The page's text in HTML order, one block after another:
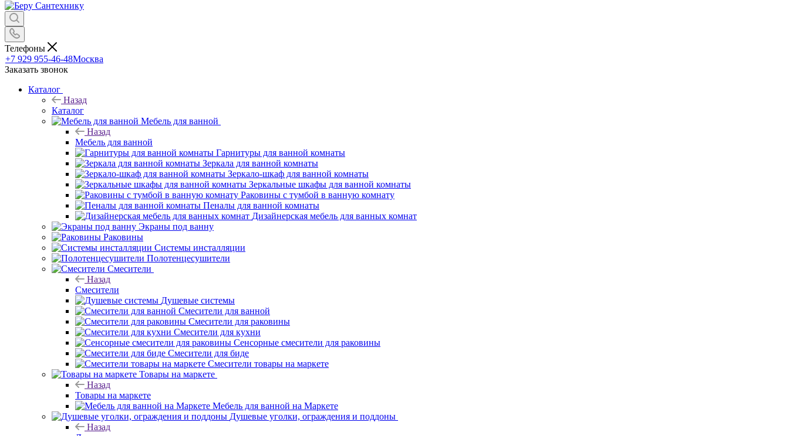
Телефоны
+7 929 955-46-48Москва
Заказать звонок
Каталог
Назад
Каталог
Мебель для ванной
Назад
Мебель для ванной
Гарнитуры для ванной комнаты
Зеркала для ванной комнаты
Зеркало-шкаф для ванной комнаты
Зеркальные шкафы для ванной комнаты
Раковины с тумбой в ванную комнату
Пеналы для ванной комнаты
Дизайнерская мебель для ванных комнат
Экраны под ванну
Раковины
Системы инсталляции
Полотенцесушители
Смесители
Назад
Смесители
Душевые системы
Смесители для ванной
Смесители для раковины
Смесители для кухни
Сенсорные смесители для раковины
Смесители для биде
Смесители товары на маркете
Товары на маркете
Назад
Товары на маркете
Мебель для ванной на Маркете
Душевые уголки, ограждения и поддоны
Назад